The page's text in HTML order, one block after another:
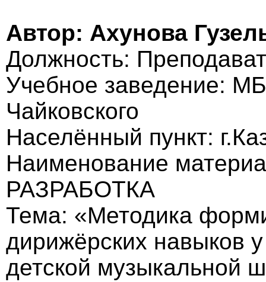
Автор: Ахунова
Должность:
Учебное заведение:
Чайковского
Населённый пункт:
Наименование
РАЗРАБОТКА
Тема: «Методика
дирижёрских навыков
детской музыкальной